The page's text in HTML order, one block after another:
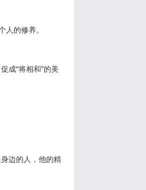
人的修养。
成“将相和”的美
边的人，他的精